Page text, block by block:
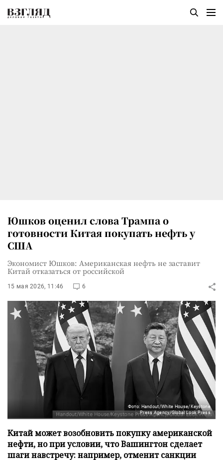
Юшков оценил слова Трампа о
готовности Китая покупать нефть у
США
Экономист Юшков: Американская нефть не заставит
Китай отказаться от российской
15 мая 2026, 11:46 6
Фото: Handout/White House/Keystone
Press Agency/Global Look Press
Китай может возобновить покупку американской
нефти, но при условии, что Вашингтон сделает
шаги навстречу: например, отменит санкции